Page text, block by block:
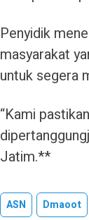
Penyidik
masyarakat
untuk segera
“Kami
Jatim.**
ASN Dmaoot